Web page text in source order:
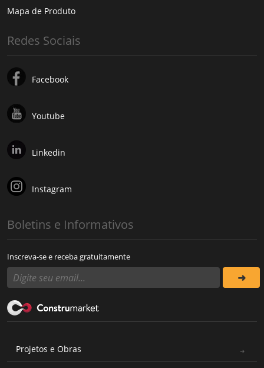
Mapa de Produto
Redes Sociais
Facebook
Youtube
Linkedin
Instagram
Boletins e Informativos
Inscreva-se e receba gratuitamente
Projetos e Obras